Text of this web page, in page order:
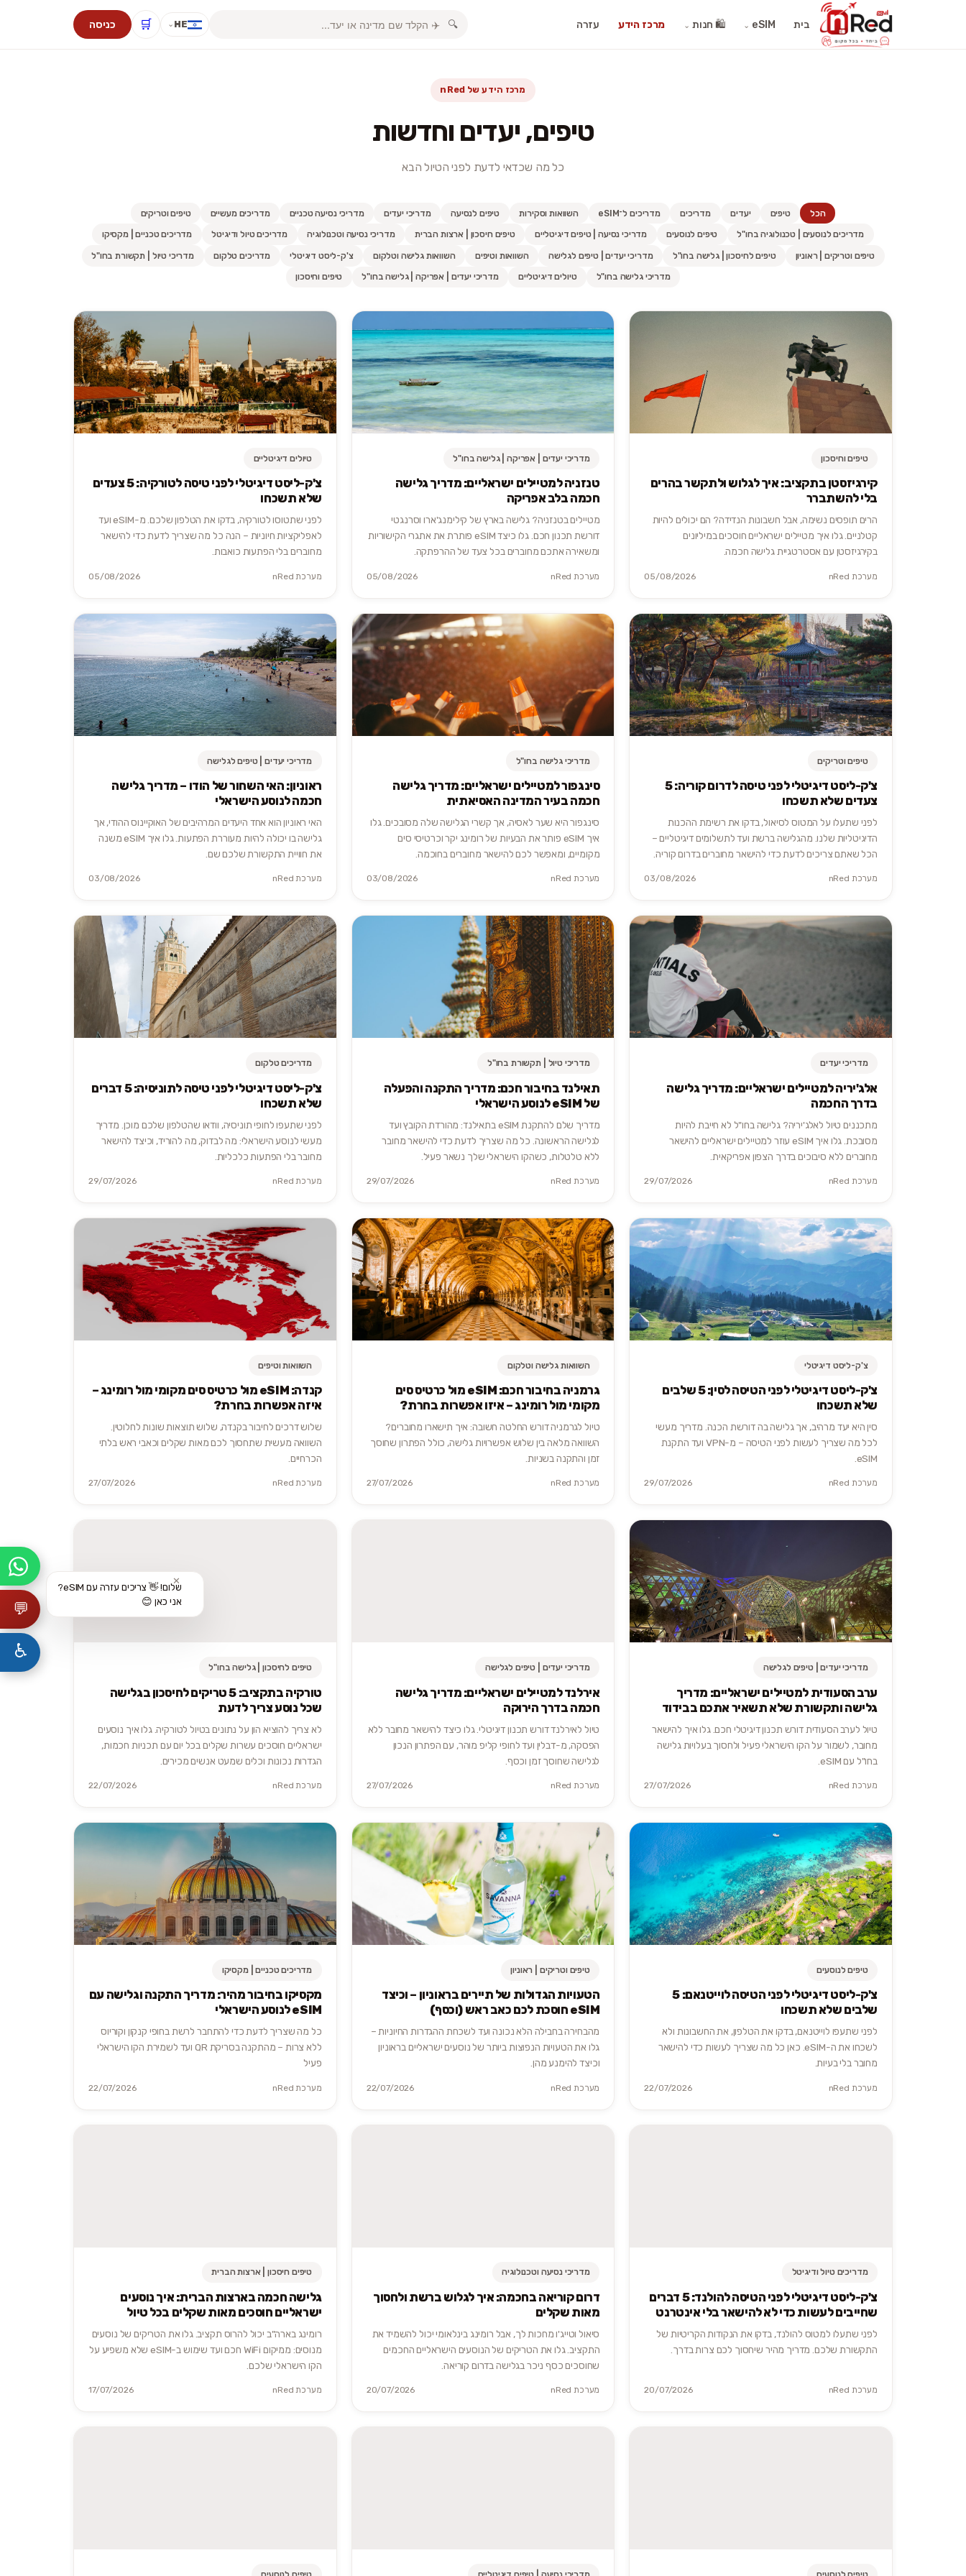
בית eSIM
⌄ 🛍️ חנות ⌄ מרכז הידע עזרה 🔍
HE
⌄
🛒 כניסה
מרכז הידע של nRed
טיפים, יעדים וחדשות
כל מה שכדאי לדעת לפני הטיול הבא
הכל טיפים יעדים מדריכים מדריכים ל־eSIM השוואות וסקירות טיפים לנסיעה מדריכי יעדים מדריכי נסיעה טכניים מדריכים מעשיים
טיפים וטריקים
מדריכים לנוסעים | טכנולוגיה בחו"ל
טיפים לנוסעים מדריכי נסיעה | טיפים דיגיטליים טיפים חיסכון | ארצות הברית מדריכי נסיעה וטכנולוגיה מדריכים טיול ודיגיטל
מדריכים טכניים | מקסיקו
טיפים וטריקים | ראוניון
טיפים לחיסכון | גלישה בחו"ל מדריכי יעדים | טיפים לגלישה השוואות וטיפים השוואות גלישה וטלקום צ'ק-ליסט דיגיטלי מדריכים טלקום
מדריכי טיול | תקשורת בחו"ל
מדריכי גלישה בחו"ל
טיולים דיגיטליים מדריכי יעדים | אפריקה | גלישה בחו"ל טיפים וחיסכון
טיפים וחיסכון
קירגיזסטן בתקציב: איך לגלוש ולתקשר בהרים
בלי להשתברר
הרים תופסים נשימה, אבל חשבונות הנדידה? הם יכולים להיות
קטלניים. גלו איך מטיילים ישראליים חוסכים במיליונים
בקירגיזסטן עם אסטרטגיית גלישה חכמה.
מערכת nRed 05/08/2026
מדריכי יעדים | אפריקה | גלישה בחו"ל
טנזניה למטיילים ישראליים: מדריך גלישה
חכמה בלב אפריקה
מטיילים בטנזניה? גלישה בארץ של קילימנג'ארו וסרנגטי
דורשת תכנון חכם. גלו כיצד eSIM פותרת את אתגרי הקישוריות
ומשאירה אתכם מחוברים בכל צעד של ההרפתקה.
מערכת nRed 05/08/2026
טיולים דיגיטליים
צ'ק-ליסט דיגיטלי לפני טיסה לטורקיה: 5 צעדים
שלא תשכחו
לפני שתטוסו לטורקיה, בדקו את הטלפון שלכם. מ-eSIM ועד
לאפליקציות חיוניות – הנה כל מה שצריך לדעת כדי להישאר
מחוברים בלי הפתעות כואבות.
מערכת nRed 05/08/2026
טיפים וטריקים
צ'ק-ליסט דיגיטלי לפני טיסה לדרום קוריה: 5
צעדים שלא תשכחו
לפני שתעלו על המטוס לסיאול, בדקו את רשימת ההכנות
הדיגיטליות שלנו. מהגלישה ברשת ועד לתשלומים דיגיטליים –
הכל שאתם צריכים לדעת כדי להישאר מחוברים בדרום קוריה.
מערכת nRed 03/08/2026
מדריכי גלישה בחו"ל
סינגפור למטיילים ישראליים: מדריך גלישה
חכמה בעיר המדינה האסיאתית
סינגפור היא שער לאסיה, אך קשרי הגלישה שלה מסובכים. גלו
איך eSIM פותר את הבעיות של רומינג יקר וכרטיסי סים
מקומיים, ומאפשר לכם להישאר מחוברים בחוכמה.
מערכת nRed 03/08/2026
מדריכי יעדים | טיפים לגלישה
ראוניון: האי השחור של הודו – מדריך גלישה
חכמה לנוסע הישראלי
האי ראוניון הוא אחד היעדים המרהיבים של האוקיינוס ההודי, אך
גלישה בו יכולה להיות מעוררת הפתעות. גלו איך eSIM משנה
את חוויית התקשורת שלכם שם.
מערכת nRed 03/08/2026
מדריכי יעדים
אלג'יריה למטיילים ישראליים: מדריך גלישה
בדרך החכמה
מתכננים טיול לאלג'יריה? גלישה בחו"ל לא חייבת להיות
מסובכת. גלו איך eSIM עוזר למטיילים ישראליים להישאר
מחוברים ללא סיבוכים בדרך הצפון אפריקאית.
מערכת nRed 29/07/2026
מדריכי טיול | תקשורת בחו"ל
תאילנד בחיבור חכם: מדריך התקנה והפעלה
של eSIM לנוסע הישראלי
מדריך שלם להתקנת eSIM בתאילנד: מהורדת הקובץ ועד
לגלישה הראשונה. כל מה שצריך לדעת כדי להישאר מחובר
ללא טלטלות, כשהקו הישראלי שלך נשאר פעיל.
מערכת nRed 29/07/2026
מדריכים טלקום
צ'ק-ליסט דיגיטלי לפני טיסה לתוניסיה: 5 דברים
שלא תשכחו
לפני שתעפו לחופי תוניסיה, וודאו שהטלפון שלכם מוכן. מדריך
מעשי לנוסע הישראלי: מה לבדוק, מה להוריד, וכיצד להישאר
מחובר בלי הפתעות כלכליות.
מערכת nRed 29/07/2026
צ'ק-ליסט דיגיטלי
צ'ק-ליסט דיגיטלי לפני הטיסה לסין: 5 שלבים
שלא תשכחו
סין היא יעד מרהיב, אך גלישה בה דורשת הכנה. מדריך מעשי
לכל מה שצריך לעשות לפני הטיסה – מ-VPN ועד התקנת
eSIM.
מערכת nRed 29/07/2026
השוואות גלישה וטלקום
גרמניה בחיבור חכם: eSIM מול כרטיס סים
מקומי מול רומינג – איזו אפשרות בחרת?
טיול לגרמניה דורש החלטה חשובה: איך תישארו מחוברים?
השוואה מלאה בין שלוש אפשרויות גלישה, כולל הפתרון שחוסך
זמן והתקנה בשניות.
מערכת nRed 27/07/2026
השוואות וטיפים
קנדה: eSIM מול כרטיס סים מקומי מול רומינג –
איזה אפשרות בחרת?
שלוש דרכים לחיבור בקנדה, שלוש תוצאות שונות לחלוטין.
השוואה מעשית שתחסוך לכם מאות שקלים וכאבי ראש בלתי
הכרחיים.
מערכת nRed 27/07/2026
מדריכי יעדים | טיפים לגלישה
ערב הסעודית למטיילים ישראליים: מדריך
גלישה ותקשורת שלא תשאיר אתכם בבידוד
טיול לערב הסעודית דורש תכנון דיגיטלי חכם. גלו איך להישאר
מחובר, לשמור על הקו הישראלי פעיל ולחסוך בעלויות גלישה
בחו"ל עם eSIM.
מערכת nRed 27/07/2026
מדריכי יעדים | טיפים לגלישה
אירלנד למטיילים ישראליים: מדריך גלישה
חכמה בדרך הירוקה
טיול לאירלנד דורש תכנון דיגיטלי. גלו כיצד להישאר מחובר ללא
הפסקה, מ-דבלין ועד לחופי קליפ מוהר, עם הפתרון הנכון
לגלישה שחוסך זמן וכסף.
מערכת nRed 27/07/2026
טיפים לחיסכון | גלישה בחו"ל
טורקיה בתקציב: 5 טריקים לחיסכון בגלישה
שכל נוסע צריך לדעת
לא צריך להוציא הון על נתונים בטיול לטורקיה. גלו איך נוסעים
ישראליים חוסכים עשרות שקלים בכל יום עם תכניות חכמות,
הגדרות נכונות וכלים שמעט אנשים מכירים.
מערכת nRed 22/07/2026
טיפים לנוסעים
צ'ק-ליסט דיגיטלי לפני הטיסה לוייטנאם: 5
שלבים שלא תשכחו
לפני שתעפו לוייטנאם, בדקו את הטלפון, את החשבונות ולא
לשכחו את ה-eSIM. כאן כל מה שצריך לעשות כדי להישאר
מחובר בלי בעיות.
מערכת nRed 22/07/2026
טיפים וטריקים | ראוניון
הטעויות הגדולות של תיירים בראוניון – וכיצד
eSIM חוסכת לכם כאב ראש (וכסף)
מהבחירה בחבילה הלא נכונה ועד לשכחת ההגדרות החיוניות –
גלו את הטעויות הנפוצות ביותר של נוסעים ישראליים בראוניון
וכיצד להימנע מהן.
מערכת nRed 22/07/2026
מדריכים טכניים | מקסיקו
מקסיקו בחיבור מהיר: מדריך התקנה וגלישה עם
eSIM לנוסע הישראלי
כל מה שצריך לדעת כדי להתחבר לרשת בחופי קנקון וקוריוס
ללא צרות – מהתקנה בסריקת QR ועד לשמירת הקו הישראלי
פעיל
מערכת nRed 22/07/2026
מדריכים טיול ודיגיטל
צ'ק-ליסט דיגיטלי לפני הטיסה להולנד: 5 דברים
שחייבים לעשות כדי לא להישאר בלי אינטרנט
לפני שתעלו למטוס להולנד, בדקו את הנקודות הקריטיות של
התקשורת שלכם. מדריך מהיר שיחסוך לכם צרות בדרך.
מערכת nRed 20/07/2026
מדריכי נסיעה וטכנולוגיה
דרום קוריאה בחכמה: איך לגלוש ברשת ולחסוך
מאות שקלים
סיאול וטייג'ו מחכות לך, אבל רומינג בינלאומי יכול להשמיד את
התקציב. גלו את הטריקים של הנוסעים הישראליים החכמים
שחוסכים כסף ניכר בגלישה בדרום קוריאה.
מערכת nRed 20/07/2026
טיפים חיסכון | ארצות הברית
גלישה חכמה בארצות הברית: איך נוסעים
ישראליים חוסכים מאות שקלים בכל טיול
רומינג בארה"ב יכול להרוס תקציב. גלו את הטריקים של נוסעים
מנוסים: ממיקום WiFi חכם ועד שימוש ב-eSIM שלא משפיע על
הקו הישראלי שלכם.
מערכת nRed 17/07/2026
💬
✕
שלום! 👋 צריכים עזרה עם eSIM?
אני כאן 😊
♿